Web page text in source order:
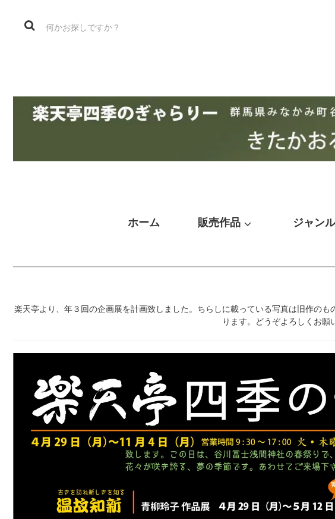
ホーム 販売作品 ジャン
楽天亭より、年３回の企画展を計画致しました。ちらしに載っている写真は旧作の
ります。どうぞよろしくお願